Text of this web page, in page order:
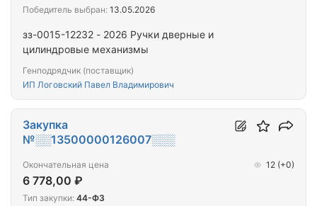
зз-0015-12232 - 2026 Ручки дверные и
цилиндровые механизмы
Генподрядчик (поставщик)
ИП Логовский Павел Владимирович
Победитель выбран: 13.05.2026
Закупка
№░░13500000126007░░░
Окончательная цена
6 778,00 ₽
12 (+0)
Тип закупки: 44-ФЗ